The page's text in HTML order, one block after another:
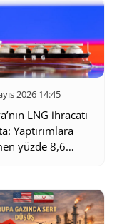
Bu tür gelişmeler,
olarak,
fiyatlar üzerindeki
enerji anlaşmalarıyla
alışkanlıkları, uzun
piyasa üzerindeki
ve enerji
için kapsamlı
ilgili güncel ve
platform, doğru
2026 14:45
LNG ihracatı
Yaptırımlara
yüzde 8,6